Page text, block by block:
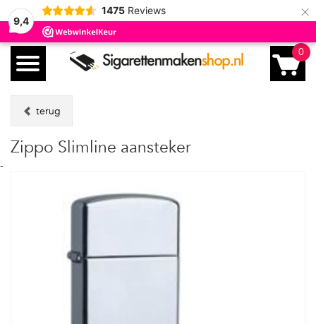
9,4
1475 Reviews ×
0
terug
Zippo Slimline aansteker
-